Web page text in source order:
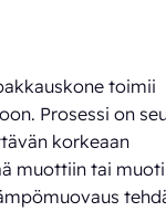
toimii
Prosessi on
korkeaan
muottiin tai